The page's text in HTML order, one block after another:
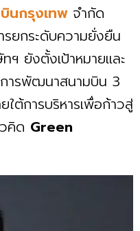
นกรุงเทพ จำกัด
ยกระดับความยั่งยืน
ยังตั้งเป้าหมายและ
การพัฒนาสนามบิน 3
ต้การบริหารเพื่อก้าวสู่
คิด Green